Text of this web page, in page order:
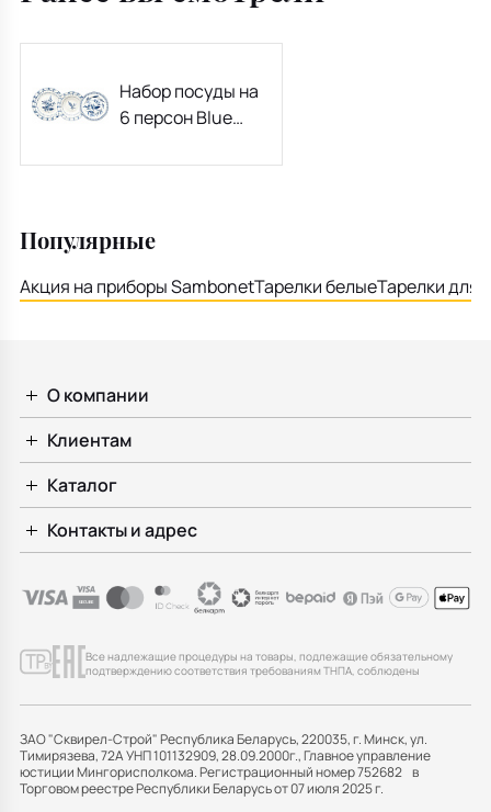
Набор посуды на
6 персон Blue
предметов
Популярные
Акция на приборы SambonetТарелки белыеТарелки для
О компании
Клиентам
Каталог
Контакты и адрес
Все надлежащие процедуры на товары, подлежащие обязательному
подтверждению соответствия требованиям ТНПА, соблюдены
ЗАО "Сквирел-Строй" Республика Беларусь, 220035, г. Минск, ул.
Тимирязева, 72А УНП 101132909, 28.09.2000г., Главное управление
юстиции Мингорисполкома. Регистрационный номер 752682 в
Торговом реестре Республики Беларусь от 07 июля 2025 г.